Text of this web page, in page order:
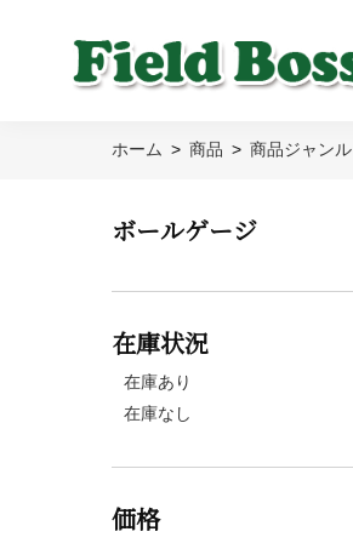
ホーム 商品 商品ジャンル
ボールゲージ
在庫状況
在庫あり
在庫なし
価格